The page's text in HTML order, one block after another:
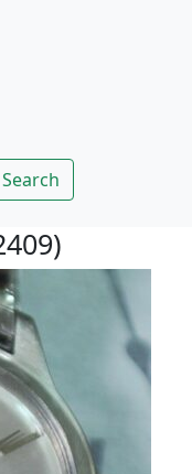
Rechercher
Search